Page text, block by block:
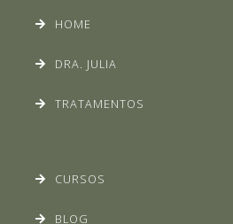
HOME
DRA. JULIA
TRATAMENTOS
CURSOS
BLOG